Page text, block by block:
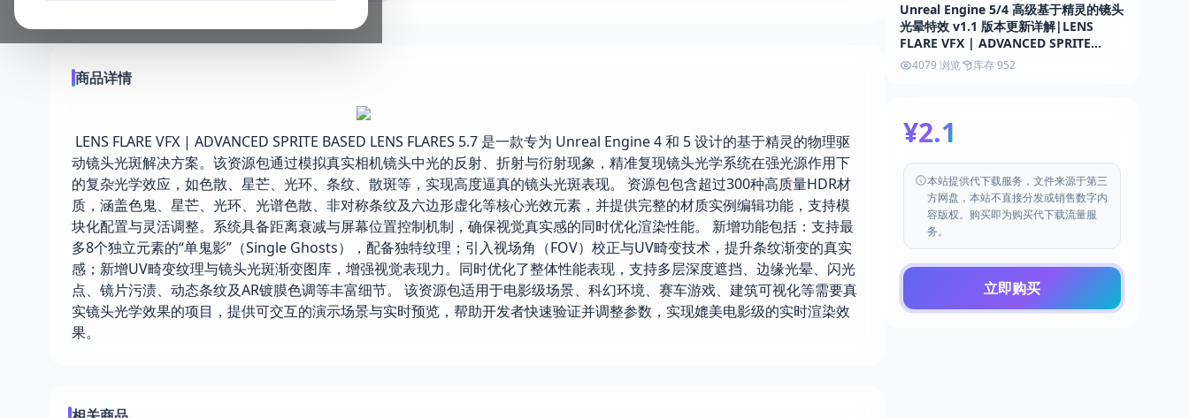
商品详情
LENS FLARE VFX | ADVANCED SPRITE BASED LENS FLARES 5.7 是一款专为 Unreal Engine 4 和 5 设计的基于精灵的物理驱
动镜头光斑解决方案。该资源包通过模拟真实相机镜头中光的反射、折射与衍射现象，精准复现镜头光学系统在强光源作用下
的复杂光学效应，如色散、星芒、光环、条纹、散斑等，实现高度逼真的镜头光斑表现。 资源包包含超过300种高质量HDR材
质，涵盖色鬼、星芒、光环、光谱色散、非对称条纹及六边形虚化等核心光效元素，并提供完整的材质实例编辑功能，支持模
块化配置与灵活调整。系统具备距离衰减与屏幕位置控制机制，确保视觉真实感的同时优化渲染性能。 新增功能包括：支持最
多8个独立元素的“单鬼影”（Single Ghosts），配备独特纹理；引入视场角（FOV）校正与UV畸变技术，提升条纹渐变的真实
感；新增UV畸变纹理与镜头光斑渐变图库，增强视觉表现力。同时优化了整体性能表现，支持多层深度遮挡、边缘光晕、闪光
点、镜片污渍、动态条纹及AR镀膜色调等丰富细节。 该资源包适用于电影级场景、科幻环境、赛车游戏、建筑可视化等需要真
实镜头光学效果的项目，提供可交互的演示场景与实时预览，帮助开发者快速验证并调整参数，实现媲美电影级的实时渲染效
果。
Unreal Engine 5/4 高级基于精灵的镜头
光晕特效 v1.1 版本更新详解|LENS
FLARE VFX | ADVANCED SPRITE
BASED LENS FLARES 5.7
4079 浏览 库存 952
¥2.1
本站提供代下载服务，文件来源于第三
方网盘，本站不直接分发或销售数字内
容版权。购买即为购买代下载流量服
务。
立即购买